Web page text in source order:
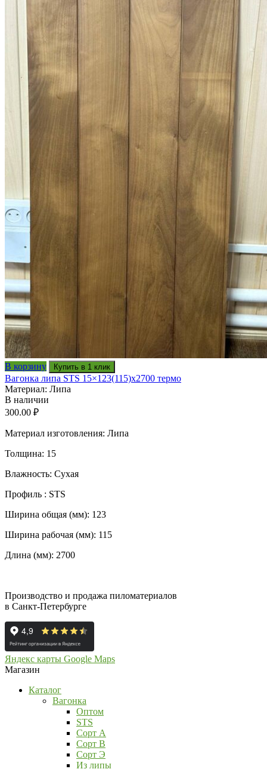
В корзину Купить в 1 клик
Вагонка липа STS 15×123(115)x2700 термо
Материал: Липа
В наличии
300.00 ₽
Материал изготовления: Липа
Толщина: 15
Влажность: Сухая
Профиль : STS
Ширина общая (мм): 123
Ширина рабочая (мм): 115
Длина (мм): 2700
Производство и продажа пиломатериалов
в Санкт-Петербурге
Яндекс карты Google Maps
Магазин
Каталог
Вагонка
Оптом
STS
Сорт А
Сорт В
Сорт Э
Из липы